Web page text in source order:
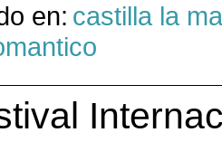
en: castilla la